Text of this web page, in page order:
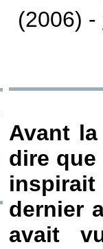
(2006) -
Avant
dire
dernier
avait